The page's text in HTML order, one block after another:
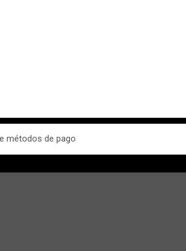
métodos de pago